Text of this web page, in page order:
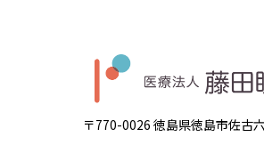
〒770-0026 徳島県徳島市佐古